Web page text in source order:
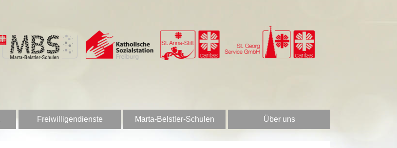
Freiwilligendienste Marta-Belstler-Schulen Über uns